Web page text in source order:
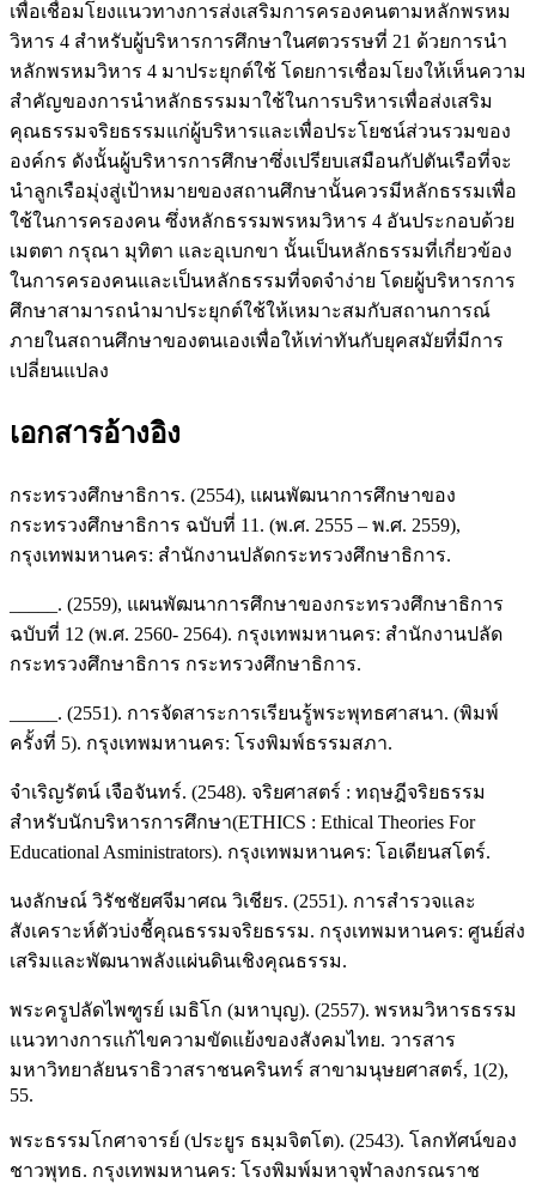
เพื่อเชื่อมโยงแนวทางการส่งเสริมการครองคนตามหลักพรหม
วิหาร 4 สำหรับผู้บริหารการศึกษาในศตวรรษที่ 21 ด้วยการนำ
หลักพรหมวิหาร 4 มาประยุกต์ใช้ โดยการเชื่อมโยงให้เห็นความ
สำคัญของการนำหลักธรรมมาใช้ในการบริหารเพื่อส่งเสริม
คุณธรรมจริยธรรมแก่ผู้บริหารและเพื่อประโยชน์ส่วนรวมของ
องค์กร ดังนั้นผู้บริหารการศึกษาซึ่งเปรียบเสมือนกัปตันเรือที่จะ
นำลูกเรือมุ่งสู่เป้าหมายของสถานศึกษานั้นควรมีหลักธรรมเพื่อ
ใช้ในการครองคน ซึ่งหลักธรรมพรหมวิหาร 4 อันประกอบด้วย
เมตตา กรุณา มุทิตา และอุเบกขา นั้นเป็นหลักธรรมที่เกี่ยวข้อง
ในการครองคนและเป็นหลักธรรมที่จดจำง่าย โดยผู้บริหารการ
ศึกษาสามารถนำมาประยุกต์ใช้ให้เหมาะสมกับสถานการณ์
ภายในสถานศึกษาของตนเองเพื่อให้เท่าทันกับยุคสมัยที่มีการ
เปลี่ยนแปลง
เอกสารอ้างอิง
กระทรวงศึกษาธิการ. (2554), แผนพัฒนาการศึกษาของ
กระทรวงศึกษาธิการ ฉบับที่ 11. (พ.ศ. 2555 – พ.ศ. 2559),
กรุงเทพมหานคร: สำนักงานปลัดกระทรวงศึกษาธิการ.
_____. (2559), แผนพัฒนาการศึกษาของกระทรวงศึกษาธิการ
ฉบับที่ 12 (พ.ศ. 2560- 2564). กรุงเทพมหานคร: สำนักงานปลัด
กระทรวงศึกษาธิการ กระทรวงศึกษาธิการ.
_____. (2551). การจัดสาระการเรียนรู้พระพุทธศาสนา. (พิมพ์
ครั้งที่ 5). กรุงเทพมหานคร: โรงพิมพ์ธรรมสภา.
จำเริญรัตน์ เจือจันทร์. (2548). จริยศาสตร์ : ทฤษฎีจริยธรรม
สำหรับนักบริหารการศึกษา(ETHICS : Ethical Theories For
Educational Asministrators). กรุงเทพมหานคร: โอเดียนสโตร์.
นงลักษณ์ วิรัชชัยศจีมาศณ วิเชียร. (2551). การสำรวจและ
สังเคราะห์ตัวบ่งชี้คุณธรรมจริยธรรม. กรุงเทพมหานคร: ศูนย์ส่ง
เสริมและพัฒนาพลังแผ่นดินเชิงคุณธรรม.
พระครูปลัดไพฑูรย์ เมธิโก (มหาบุญ). (2557). พรหมวิหารธรรม
แนวทางการแก้ไขความขัดแย้งของสังคมไทย. วารสาร
มหาวิทยาลัยนราธิวาสราชนครินทร์ สาขามนุษยศาสตร์, 1(2),
55.
พระธรรมโกศาจารย์ (ประยูร ธมฺมจิตโต). (2543). โลกทัศน์ของ
ชาวพุทธ. กรุงเทพมหานคร: โรงพิมพ์มหาจุฬาลงกรณราช